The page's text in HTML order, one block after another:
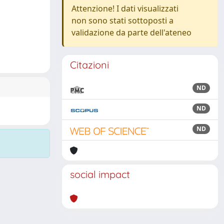
Attenzione! I dati visualizzati
non sono stati sottoposti a
validazione da parte dell'ateneo
Citazioni
ND
ND
ND
social impact